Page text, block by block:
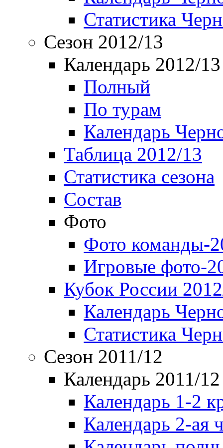
Статистика
Сезон 2012/13
Календарь 2012/13
Полный
По турам
Календарь
Таблица 2012/13
Статистика сезона
Состав
Фото
Фото команды-
Игровые фото-
Кубок России
Календарь
Статистика
Сезон 2011/12
Календарь 2011/12
Календарь 1-2
Календарь 2-ая